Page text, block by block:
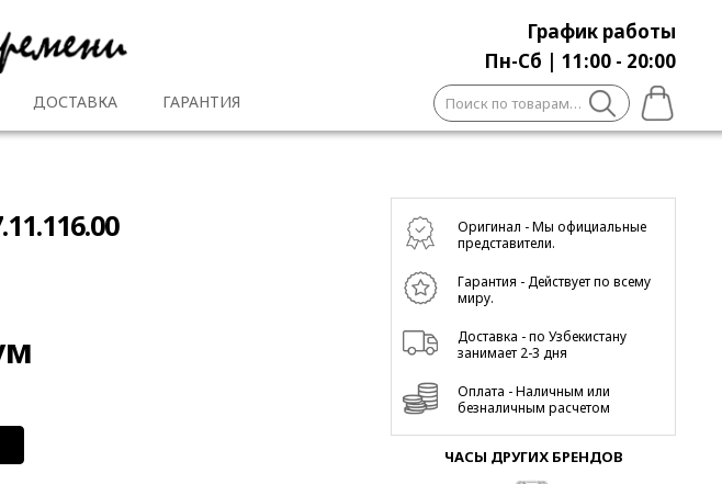
График работы
Пн-Сб | 11:00 - 20:00
ДОСТАВКА ГАРАНТИЯ Искать:
Оригинал - Мы официальные
представители.
Гарантия - Действует по всему
миру.
Доставка - по Узбекистану
занимает 2-3 дня
Оплата - Наличным или
безналичным расчетом
ЧАСЫ ДРУГИХ БРЕНДОВ